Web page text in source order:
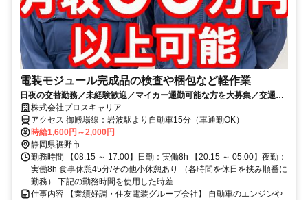
電装モジュール完成品の検査や梱包など軽作業
日夜の交替勤務／未経験歓迎／マイカー通勤可能な方を大募集／交通費
全額＆他に毎月／車通勤の手当支給あり
株式会社プロスキャリア
アクセス 御殿場線：岩波駅より自動車15分（車通勤OK）
時給1,600円～2,000円
静岡県裾野市
勤務時間 【08:15 ～ 17:00】日勤：実働8h 【20:15 ～ 05:00】夜勤：
実働8h 食事休憩45分/その他小休憩あり （各時間を休日を挟み順番に
勤務） 下記の勤務時間を使用した時差...
仕事内容 【業績好調・住友電装グループ会社】 自動車のエンジンや